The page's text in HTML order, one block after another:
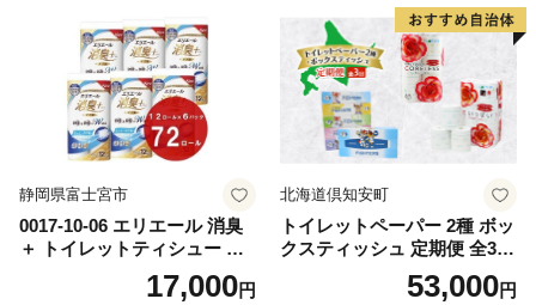
ー 消耗品 備蓄 送料無料 北海
道 倶知安町 日用品
静岡県富士宮市
0017-10-06 エリエール 消臭
＋ トイレットティシュー し
っかり香るフレッシュクリア
の香り ダブル 12ロール×6パ
17,000円
北海道倶知安町
トイレットペーパー 2種 ボッ
クスティッシュ 定期便 全3
回 日本製 まとめ買い 防災
常備品 日用雑貨 消耗品 生活
53,000円